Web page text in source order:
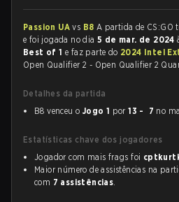
Passion UAvs B8 A partida de CS:GO
e foi jogada no dia 5 de mar. de 2024
Best of 1 e faz parte do 2024 Intel
Open Qualifier 2 - Open Qualifier 2
Detalhes da partida
B8 venceu o Jogo 1 por13 - 7 no
Estatísticas chave dos jogadores
Jogador com mais frags foi
Maior número de assistências na
com 7 assistências.